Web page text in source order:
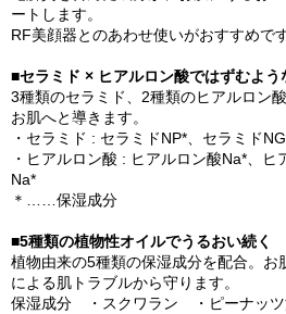
ートします。
RF美顔器とのあわせ使いがおすすめです
■セラミド × ヒアルロン酸ではずむよう
3種類のセラミド、2種類のヒアルロン
お肌へと導きます。
・セラミド : セラミドNP*、セラミド
・ヒアルロン酸 : ヒアルロン酸Na*、
Na*
＊……保湿成分
■5種類の植物性オイルでうるおい続く
植物由来の5種類の保湿成分を配合。お
による肌トラブルから守ります。
保湿成分 ・スクワラン ・ピーナッ